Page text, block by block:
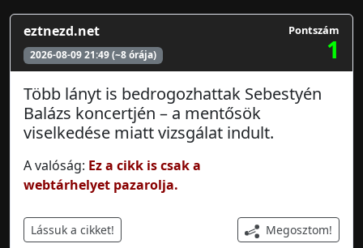
eztnezd.net
2026-08-09 21:49 (~8 órája)
Pontszám
1
Több lányt is bedrogozhattak Sebestyén
Balázs koncertjén – a mentősök
viselkedése miatt vizsgálat indult.
A valóság: Ez a cikk is csak a
webtárhelyet pazarolja.
Lássuk a cikket! Megosztom!